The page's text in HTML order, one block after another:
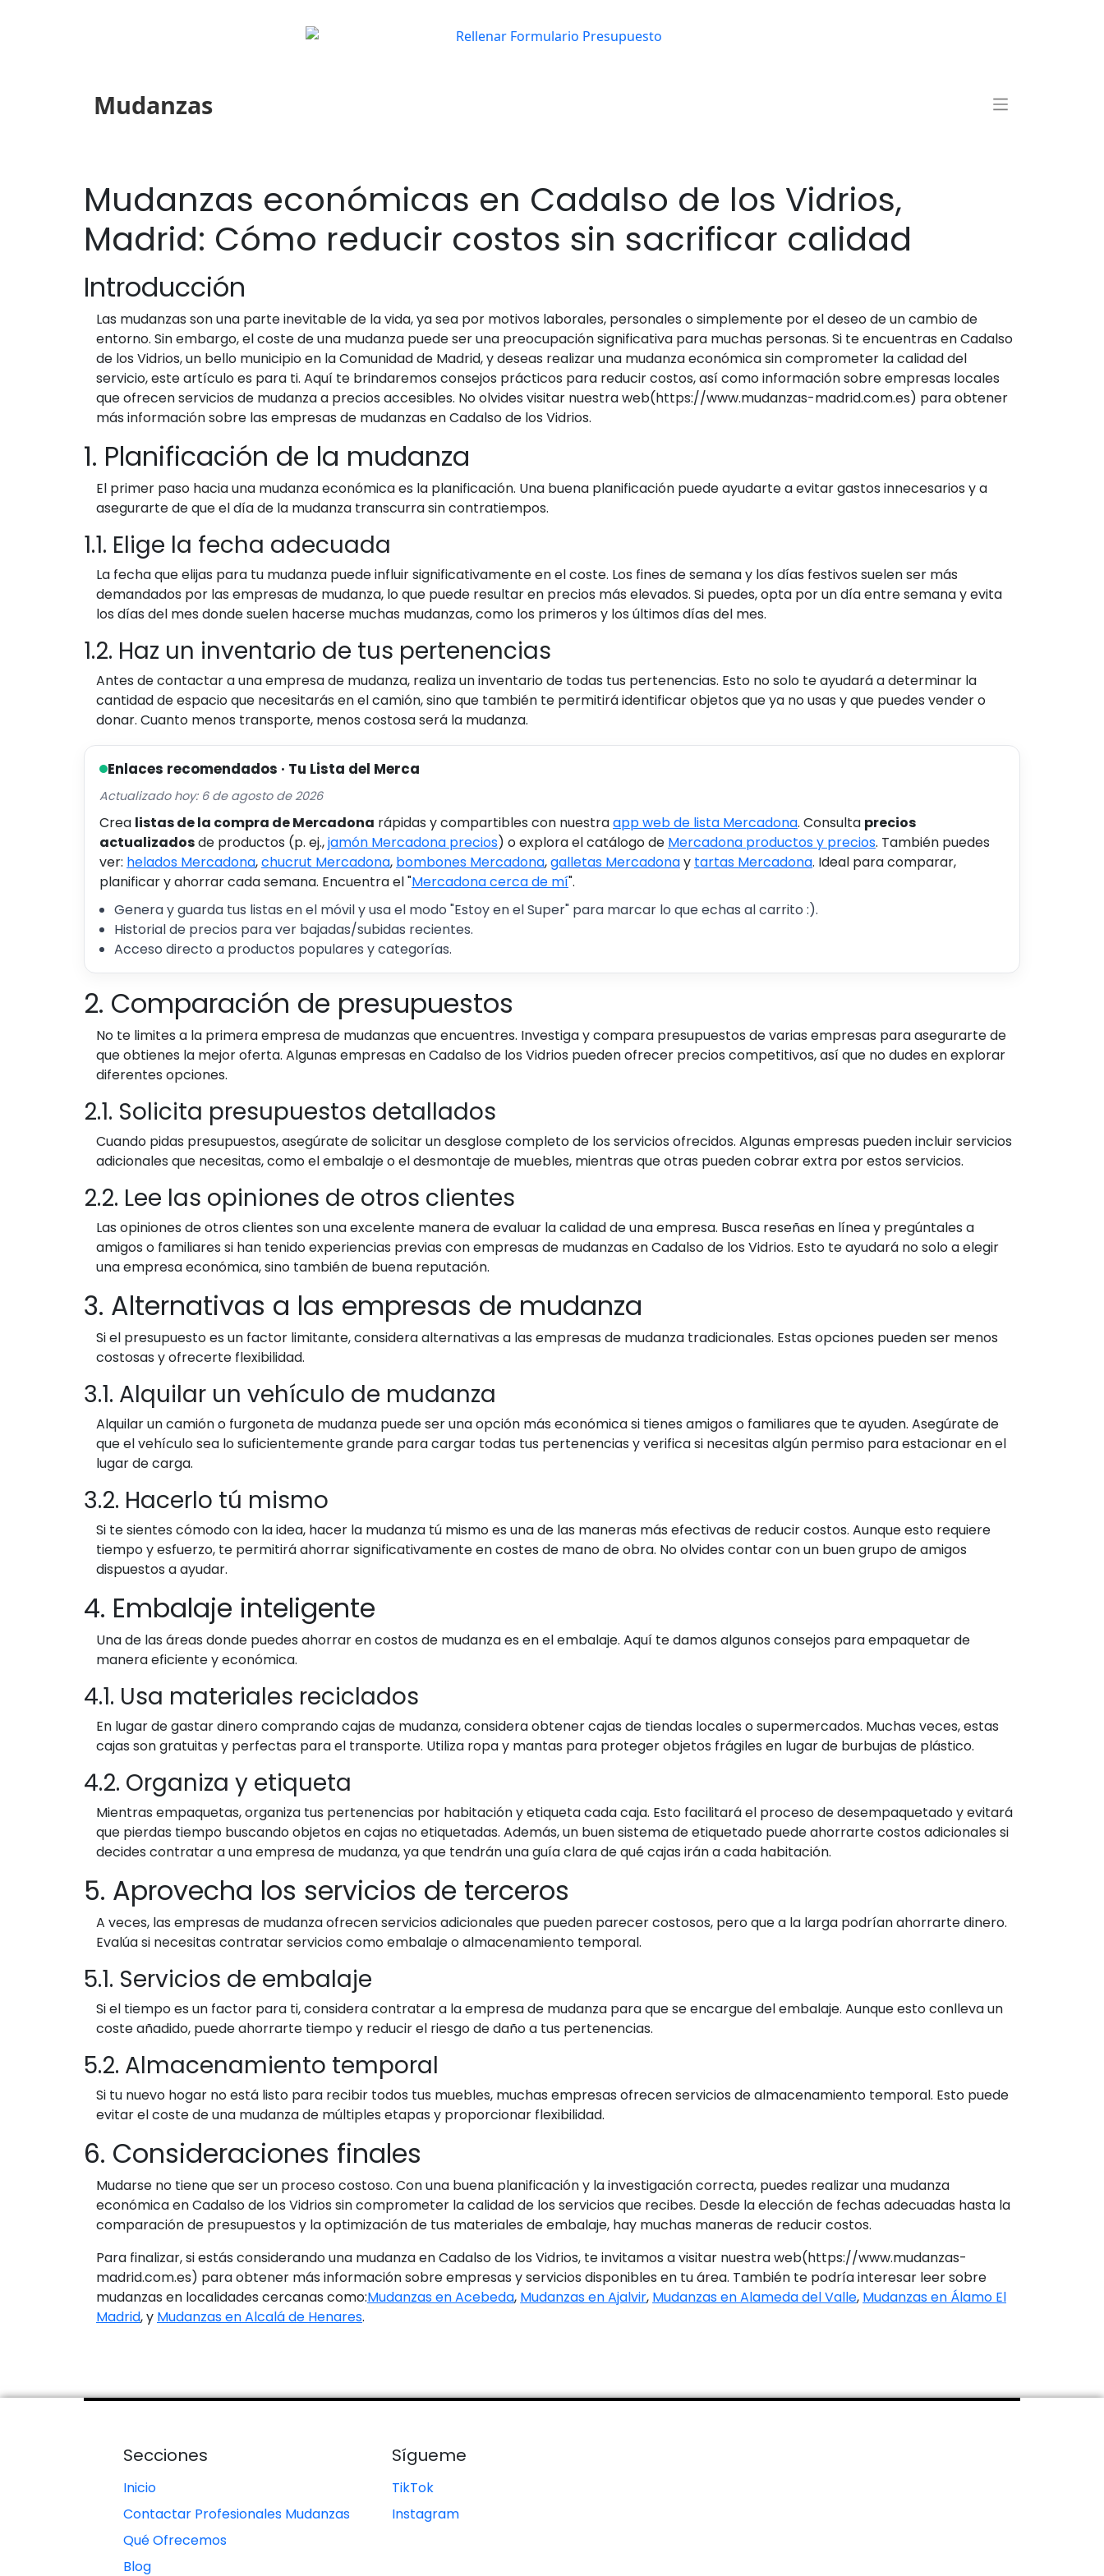
Mudanzas
Mudanzas económicas en Cadalso de los Vidrios,
Madrid: Cómo reducir costos sin sacrificar calidad
Introducción
Las mudanzas son una parte inevitable de la vida, ya sea por motivos laborales, personales o simplemente por el deseo de un cambio de
entorno. Sin embargo, el coste de una mudanza puede ser una preocupación significativa para muchas personas. Si te encuentras en Cadalso
de los Vidrios, un bello municipio en la Comunidad de Madrid, y deseas realizar una mudanza económica sin comprometer la calidad del
servicio, este artículo es para ti. Aquí te brindaremos consejos prácticos para reducir costos, así como información sobre empresas locales
que ofrecen servicios de mudanza a precios accesibles. No olvides visitar nuestra web(https://www.mudanzas-madrid.com.es) para obtener
más información sobre las empresas de mudanzas en Cadalso de los Vidrios.
1. Planificación de la mudanza
El primer paso hacia una mudanza económica es la planificación. Una buena planificación puede ayudarte a evitar gastos innecesarios y a
asegurarte de que el día de la mudanza transcurra sin contratiempos.
1.1. Elige la fecha adecuada
La fecha que elijas para tu mudanza puede influir significativamente en el coste. Los fines de semana y los días festivos suelen ser más
demandados por las empresas de mudanza, lo que puede resultar en precios más elevados. Si puedes, opta por un día entre semana y evita
los días del mes donde suelen hacerse muchas mudanzas, como los primeros y los últimos días del mes.
1.2. Haz un inventario de tus pertenencias
Antes de contactar a una empresa de mudanza, realiza un inventario de todas tus pertenencias. Esto no solo te ayudará a determinar la
cantidad de espacio que necesitarás en el camión, sino que también te permitirá identificar objetos que ya no usas y que puedes vender o
donar. Cuanto menos transporte, menos costosa será la mudanza.
Enlaces recomendados · Tu Lista del Merca
Actualizado hoy: 6 de agosto de 2026
Crea listas de la compra de Mercadona rápidas y compartibles con nuestraapp web de lista Mercadona. Consulta precios
actualizadosde productos (p. ej.,jamón Mercadona precios) o explora el catálogo de Mercadona productos y precios. También puedes
ver: helados Mercadona,chucrut Mercadona, bombones Mercadona,galletas Mercadonay tartas Mercadona. Ideal para comparar,
planificar y ahorrar cada semana. Encuentra el "Mercadona cerca de mí".
Genera y guarda tus listas en el móvil y usa el modo "Estoy en el Super" para marcar lo que echas al carrito :).
Historial de precios para ver bajadas/subidas recientes.
Acceso directo a productos populares y categorías.
2. Comparación de presupuestos
No te limites a la primera empresa de mudanzas que encuentres. Investiga y compara presupuestos de varias empresas para asegurarte de
que obtienes la mejor oferta. Algunas empresas en Cadalso de los Vidrios pueden ofrecer precios competitivos, así que no dudes en explorar
diferentes opciones.
2.1. Solicita presupuestos detallados
Cuando pidas presupuestos, asegúrate de solicitar un desglose completo de los servicios ofrecidos. Algunas empresas pueden incluir servicios
adicionales que necesitas, como el embalaje o el desmontaje de muebles, mientras que otras pueden cobrar extra por estos servicios.
2.2. Lee las opiniones de otros clientes
Las opiniones de otros clientes son una excelente manera de evaluar la calidad de una empresa. Busca reseñas en línea y pregúntales a
amigos o familiares si han tenido experiencias previas con empresas de mudanzas en Cadalso de los Vidrios. Esto te ayudará no solo a elegir
una empresa económica, sino también de buena reputación.
3. Alternativas a las empresas de mudanza
Si el presupuesto es un factor limitante, considera alternativas a las empresas de mudanza tradicionales. Estas opciones pueden ser menos
costosas y ofrecerte flexibilidad.
3.1. Alquilar un vehículo de mudanza
Alquilar un camión o furgoneta de mudanza puede ser una opción más económica si tienes amigos o familiares que te ayuden. Asegúrate de
que el vehículo sea lo suficientemente grande para cargar todas tus pertenencias y verifica si necesitas algún permiso para estacionar en el
lugar de carga.
3.2. Hacerlo tú mismo
Si te sientes cómodo con la idea, hacer la mudanza tú mismo es una de las maneras más efectivas de reducir costos. Aunque esto requiere
tiempo y esfuerzo, te permitirá ahorrar significativamente en costes de mano de obra. No olvides contar con un buen grupo de amigos
dispuestos a ayudar.
4. Embalaje inteligente
Una de las áreas donde puedes ahorrar en costos de mudanza es en el embalaje. Aquí te damos algunos consejos para empaquetar de
manera eficiente y económica.
4.1. Usa materiales reciclados
En lugar de gastar dinero comprando cajas de mudanza, considera obtener cajas de tiendas locales o supermercados. Muchas veces, estas
cajas son gratuitas y perfectas para el transporte. Utiliza ropa y mantas para proteger objetos frágiles en lugar de burbujas de plástico.
4.2. Organiza y etiqueta
Mientras empaquetas, organiza tus pertenencias por habitación y etiqueta cada caja. Esto facilitará el proceso de desempaquetado y evitará
que pierdas tiempo buscando objetos en cajas no etiquetadas. Además, un buen sistema de etiquetado puede ahorrarte costos adicionales si
decides contratar a una empresa de mudanza, ya que tendrán una guía clara de qué cajas irán a cada habitación.
5. Aprovecha los servicios de terceros
A veces, las empresas de mudanza ofrecen servicios adicionales que pueden parecer costosos, pero que a la larga podrían ahorrarte dinero.
Evalúa si necesitas contratar servicios como embalaje o almacenamiento temporal.
5.1. Servicios de embalaje
Si el tiempo es un factor para ti, considera contratar a la empresa de mudanza para que se encargue del embalaje. Aunque esto conlleva un
coste añadido, puede ahorrarte tiempo y reducir el riesgo de daño a tus pertenencias.
5.2. Almacenamiento temporal
Si tu nuevo hogar no está listo para recibir todos tus muebles, muchas empresas ofrecen servicios de almacenamiento temporal. Esto puede
evitar el coste de una mudanza de múltiples etapas y proporcionar flexibilidad.
6. Consideraciones finales
Mudarse no tiene que ser un proceso costoso. Con una buena planificación y la investigación correcta, puedes realizar una mudanza
económica en Cadalso de los Vidrios sin comprometer la calidad de los servicios que recibes. Desde la elección de fechas adecuadas hasta la
comparación de presupuestos y la optimización de tus materiales de embalaje, hay muchas maneras de reducir costos.
Para finalizar, si estás considerando una mudanza en Cadalso de los Vidrios, te invitamos a visitar nuestra web(https://www.mudanzas-
madrid.com.es) para obtener más información sobre empresas y servicios disponibles en tu área. También te podría interesar leer sobre
mudanzas en localidades cercanas como:Mudanzas en Acebeda, Mudanzas en Ajalvir, Mudanzas en Alameda del Valle, Mudanzas en Álamo El
Madrid, y Mudanzas en Alcalá de Henares.
Secciones
Inicio
Contactar Profesionales Mudanzas
Qué Ofrecemos
Blog
Sígueme
TikTok
Instagram